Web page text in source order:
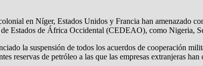
en Níger, Estados Unidos y Francia han amenazado
Estados de África Occidental (CEDEAO), como Nigeria,
la suspensión de todos los acuerdos de cooperación
reservas de petróleo a las que las empresas extranjeras